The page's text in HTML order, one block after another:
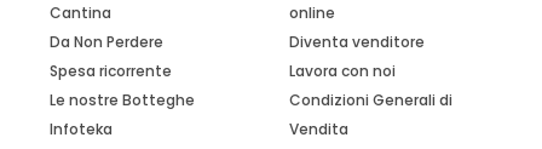
Cantina
Da Non Perdere
Spesa ricorrente
Le nostre Botteghe
Infoteka
online
Diventa venditore
Lavora con noi
Condizioni Generali di
Vendita